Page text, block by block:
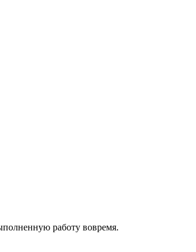
работу вовремя.